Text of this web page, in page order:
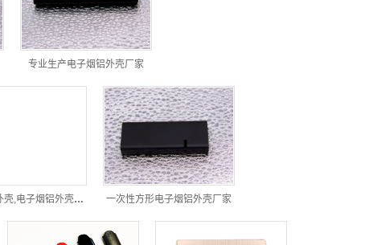
专业生产电子烟铝外壳厂家
方形三角形缺口一次性电子烟铝外壳,电子烟铝外壳厂家 一次性方形电子烟铝外壳厂家